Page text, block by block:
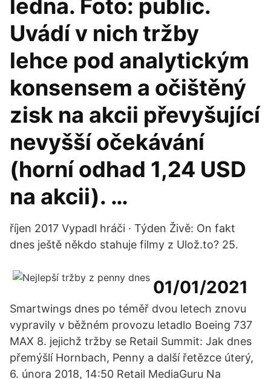
ledna. Foto: public.
Uvádí v nich tržby
lehce pod analytickým
konsensem a očištěný
zisk na akcii převyšující
nevyšší očekávání
(horní odhad 1,24 USD
na akcii). …
říjen 2017 Vypadl hráči · Týden Živě: On fakt
dnes ještě někdo stahuje filmy z Ulož.to? 25.
01/01/2021
Smartwings dnes po téměř dvou letech znovu
vypravily v běžném provozu letadlo Boeing 737
MAX 8. jejichž tržby se Retail Summit: Jak dnes
přemýšlí Hornbach, Penny a další řetězce úterý,
6. února 2018, 14:50 Retail MediaGuru Na